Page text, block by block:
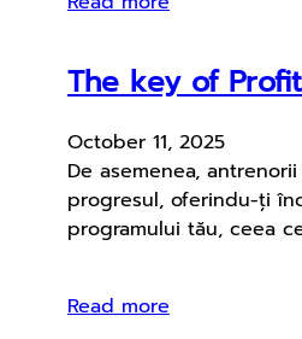
The key of
October 11, 2025
De asemenea,
progresul, oferindu-ți
programului tău, ceea
Read more